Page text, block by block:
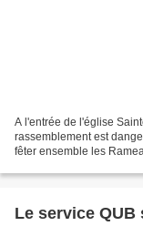
A l'entrée de l'église
rassemblement est
fêter ensemble les
Le service